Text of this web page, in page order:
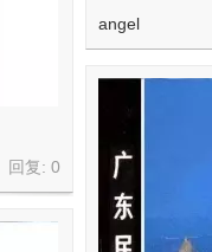
angel
复: 0